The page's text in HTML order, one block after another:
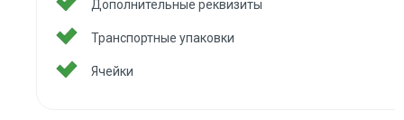
Дополнительные реквизиты
Транспортные упаковки
Ячейки